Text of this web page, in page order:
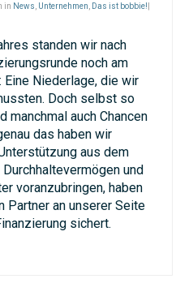
in News Unternehmen Das ist bobbie!
standen wir nach
noch am
Niederlage, die wir
Doch selbst so
manchmal auch Chancen
das haben wir
aus dem
und
voranzubringen, haben
Partner an unserer Seite
sichert.